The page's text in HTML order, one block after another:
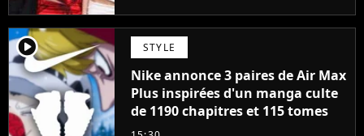
player2 STYLE
Nike annonce 3 paires de Air Max
Plus inspirées d'un manga culte
de 1190 chapitres et 115 tomes